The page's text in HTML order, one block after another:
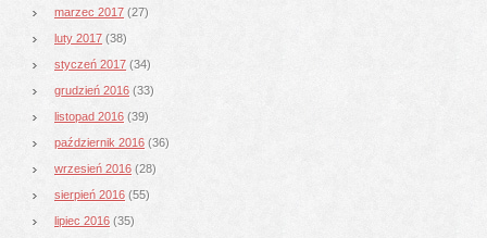
marzec 2017 (27)
luty 2017 (38)
styczeń 2017 (34)
grudzień 2016 (33)
listopad 2016 (39)
październik 2016 (36)
wrzesień 2016 (28)
sierpień 2016 (55)
lipiec 2016 (35)